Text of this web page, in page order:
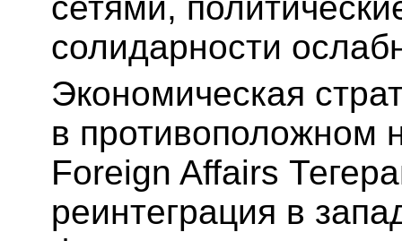
сетями,
солидарности
Экономическая
в противоположном
Foreign Affairs
реинтеграция в